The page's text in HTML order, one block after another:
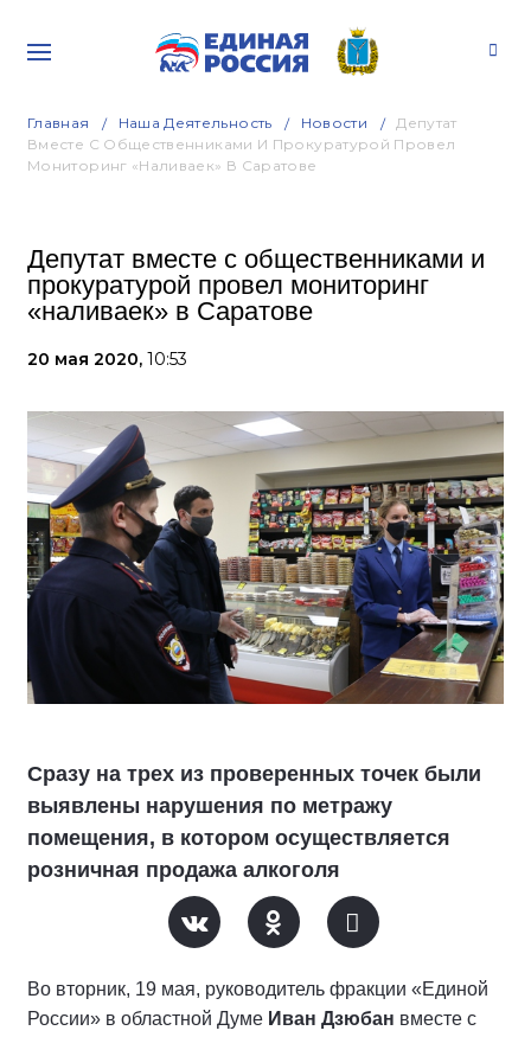
Главная Наша Деятельность Новости
Депутат
Вместе С Общественниками И Прокуратурой Провел
Мониторинг «наливаек» В Саратове
Депутат вместе с общественниками и
прокуратурой провел мониторинг
«наливаек» в Саратове
20 мая 2020, 10:53
Сразу на трех из проверенных точек были
выявлены нарушения по метражу
помещения, в котором осуществляется
розничная продажа алкоголя
Во вторник, 19 мая, руководитель фракции «Единой
России» в областной Думе Иван Дзюбан вместе с